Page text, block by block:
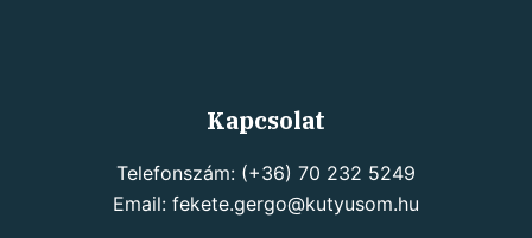
Kapcsolat
Telefonszám: (+36) 70 232 5249
Email: fekete.gergo@kutyusom.hu